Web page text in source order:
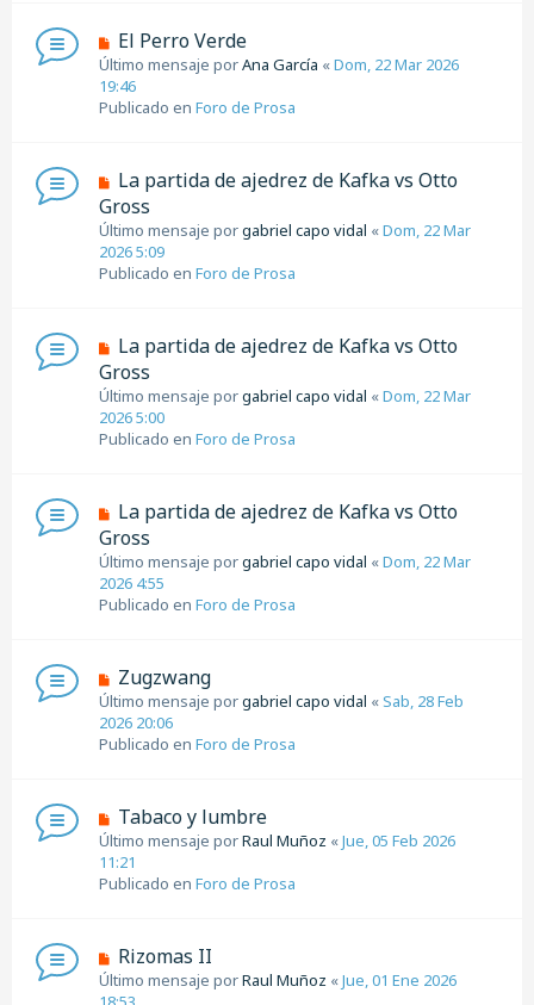
a
j
e
N
u
e
v
n
s
a
j
e
El Perro Verde
Último mensaje porAna García «Dom, 22 Mar 2026
19:46
Publicado en Foro de Prosa
N
e
v
o
m
a
j
e
La partida de ajedrez de Kafka vs Otto
Gross
Último mensaje porgabriel capo vidal «Dom, 22 Mar
2026 5:09
Publicado en Foro de Prosa
N
e
v
o
m
a
j
e
La partida de ajedrez de Kafka vs Otto
Gross
Último mensaje porgabriel capo vidal «Dom, 22 Mar
2026 5:00
Publicado en Foro de Prosa
N
e
v
o
m
s
a
j
e
La partida de ajedrez de Kafka vs Otto
Gross
Último mensaje porgabriel capo vidal «Dom, 22 Mar
2026 4:55
Publicado en Foro de Prosa
N
u
e
v
s
a
j
Zugzwang
Último mensaje porgabriel capo vidal «Sab, 28 Feb
2026 20:06
Publicado en Foro de Prosa
N
u
e
v
n
s
Tabaco y lumbre
Último mensaje porRaul Muñoz «Jue, 05 Feb 2026
11:21
Publicado en Foro de Prosa
N
u
e
Rizomas II
Último mensaje porRaul Muñoz «Jue, 01 Ene 2026